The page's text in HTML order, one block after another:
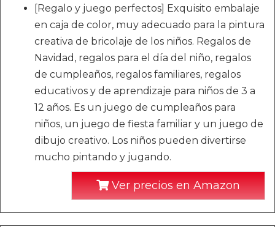
[Regalo y juego perfectos] Exquisito embalaje
en caja de color, muy adecuado para la pintura
creativa de bricolaje de los niños. Regalos de
Navidad, regalos para el día del niño, regalos
de cumpleaños, regalos familiares, regalos
educativos y de aprendizaje para niños de 3 a
12 años. Es un juego de cumpleaños para
niños, un juego de fiesta familiar y un juego de
dibujo creativo. Los niños pueden divertirse
mucho pintando y jugando.
Ver precios en Amazon